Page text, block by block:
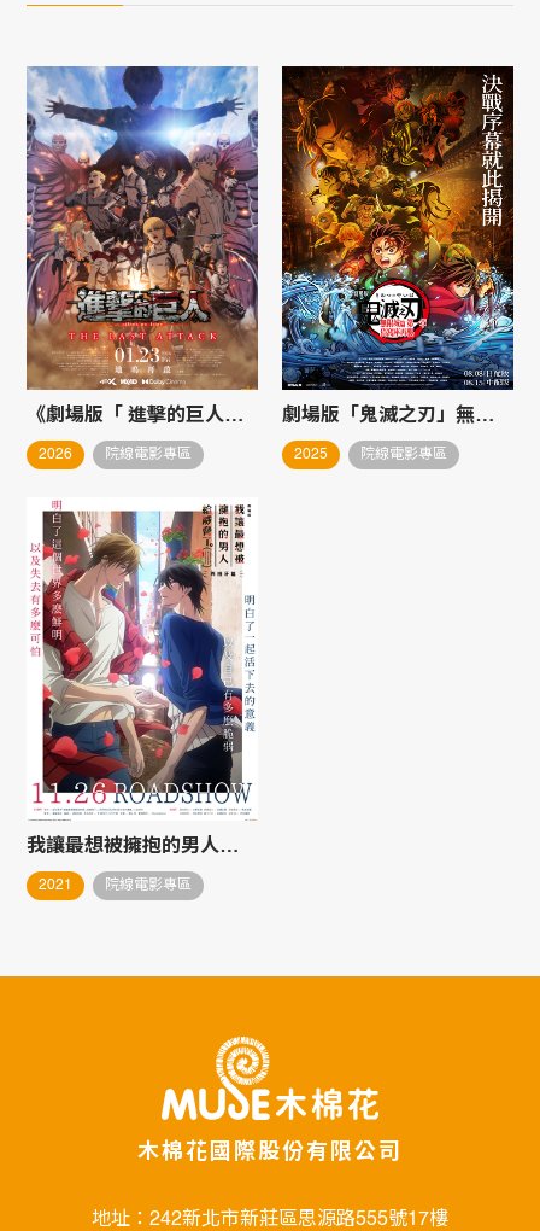
《劇場版「 進擊的巨人」完結篇THE LAST ATTACK》重映
2026 院線電影專區
劇場版「鬼滅之刃」無限城篇 第一章 猗窩座再襲
2025 院線電影專區
我讓最想被擁抱的男人給威脅了。劇場版～西班牙篇～
2021 院線電影專區
木棉花國際股份有限公司
地址：242新北市新莊區思源路555號17樓